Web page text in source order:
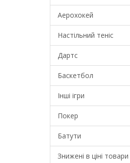
Аерохокей
Настільний теніс
Дартс
Баскетбол
Інші ігри
Покер
Батути
Знижені в ціні товари